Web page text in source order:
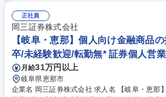
のアプローチに注力しており、資産形成のご提
の連携による事業承継やM&A、不動産管理など
供にも力を入れています。自由な商品組成や提
のニーズに寄り添った提案ができることも当社
て頂けるポイントの1つです。 募集職種 【九州】個人向け金融商品の提案
営業 *第二新卒/未経験歓迎/転勤無*
正社員
岡三証券株式会社
【岐阜・恵那】個人向け金融商品
卒/未経験歓迎/転勤無* 証券個人営業
月給31万円以上
岐阜県恵那市
企業名 岡三証券株式会社 求人名 【岐阜・恵那】個人向け金融商品の提案